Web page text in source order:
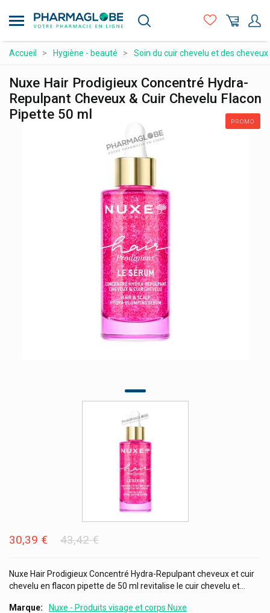
au
principal
Compléments alimentaires
Maman et bébé
Matériel médical et premiers soins
Accueil Hygiène - beauté Soin du cuir chevelu et des cheveux
PROMO
Nuxe Hair Prodigieux Concentré Hydra-
Repulpant Cheveux & Cuir Chevelu Flacon
Pipette 50 ml
30,39 € 43,42 €
Nuxe Hair Prodigieux Concentré Hydra-Repulpant cheveux et cuir
chevelu en flacon pipette de 50 ml revitalise le cuir chevelu et...
Marque
Nuxe - Produits visage et corps Nuxe